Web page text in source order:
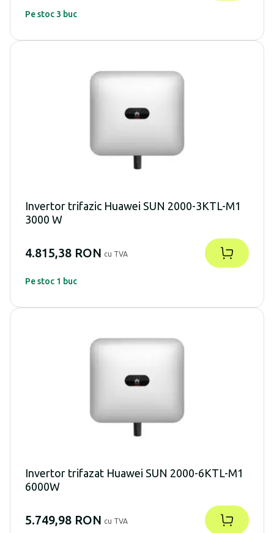
Pe stoc 3 buc
Invertor trifazic Huawei SUN 2000-3KTL-M1
3000 W
4.815,38 RON cu TVA
Pe stoc 1 buc
Invertor trifazat Huawei SUN 2000-6KTL-M1
6000W
5.749,98 RON cu TVA